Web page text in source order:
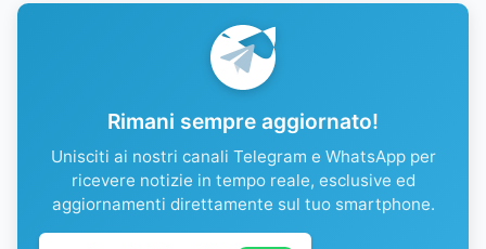
Rimani sempre aggiornato!
Unisciti ai nostri canali Telegram e WhatsApp per
ricevere notizie in tempo reale, esclusive ed
aggiornamenti direttamente sul tuo smartphone.